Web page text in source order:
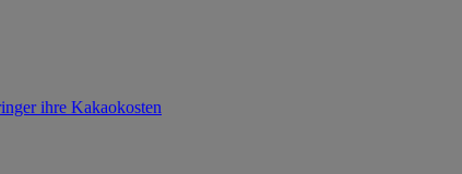
ihre Kakaokosten